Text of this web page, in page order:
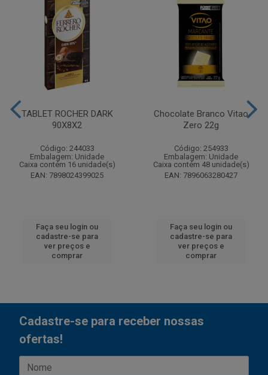
TABLET ROCHER DARK
90X8X2
Código: 244033
Embalagem: Unidade
Caixa contém 16 unidade(s)
EAN: 7898024399025
Faça seu login ou
cadastre-se para
ver preços e
comprar
Chocolate Branco Vitao
Zero 22g
Código: 254933
Embalagem: Unidade
Caixa contém 48 unidade(s)
EAN: 7896063280427
Faça seu login ou
cadastre-se para
ver preços e
comprar
Cadastre-se para receber nossas
ofertas!